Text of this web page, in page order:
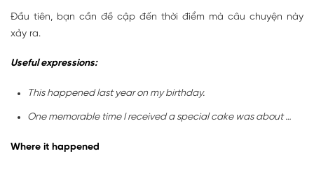
Đầu tiên, bạn cần đề cập đến thời điểm mà câu chuyện này
xảy ra.
Useful expressions:
This happened last year on my birthday.
One memorable time I received a special cake was about …
Where it happened